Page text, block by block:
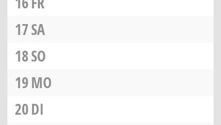
17SA
18SO
19MO
20DI